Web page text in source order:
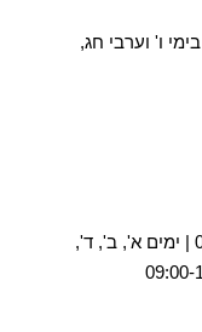
שעות פעילות ימים א'-ה', 10:00-19:00 בימי ו' וערבי חג,
שעות פעילות בימים א'-ה': 09:00-13:00 | ימים א', ב', ד',